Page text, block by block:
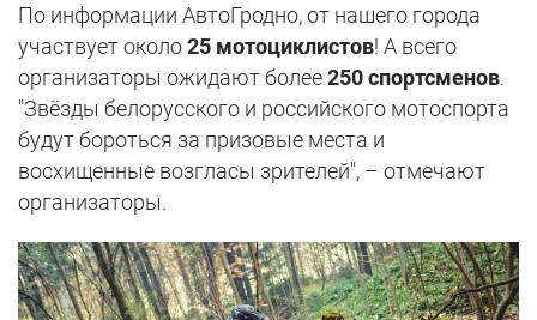
По информации АвтоГродно, от нашего города
участвует около25 мотоциклистов! А всего
организаторы ожидают более250 спортсменов.
"Звёзды белорусского и российского мотоспорта
будут бороться за призовые места и
восхищенные возгласы зрителей", – отмечают
организаторы.